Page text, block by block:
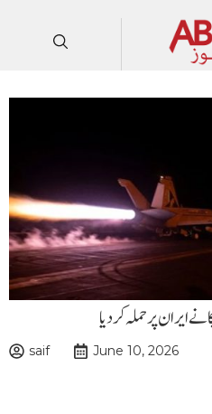
ایران پر حملہ کردیا
saif June 10, 2026